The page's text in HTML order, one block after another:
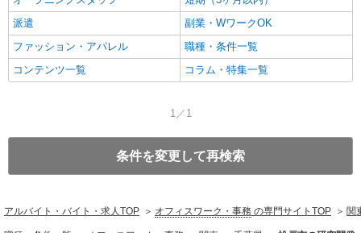
派遣
副業・WワークOK
ファッション・アパレル
職種・条件一覧
コンテンツ一覧
コラム・特集一覧
1／1
条件を変更して再検索
アルバイト・バイト・求人TOP オフィスワーク・事務 の専門サイトTOP 関